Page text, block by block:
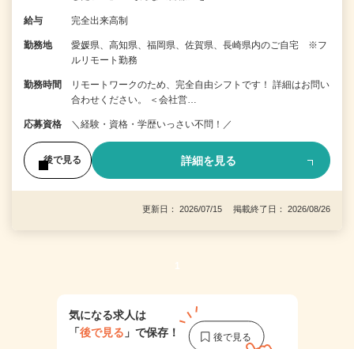
給与 完全出来高制
勤務地
愛媛県、高知県、福岡県、佐賀県、長崎県内のご自宅 ※フ
ルリモート勤務
勤務時間
リモートワークのため、完全自由シフトです！ 詳細はお問い
合わせください。 ＜会社営…
応募資格 ＼経験・資格・学歴いっさい不問！／
後で見る 詳細を見る
更新日： 2026/07/15 掲載終了日： 2026/08/26
1
気になる求人は
「後で見る 」で保存！